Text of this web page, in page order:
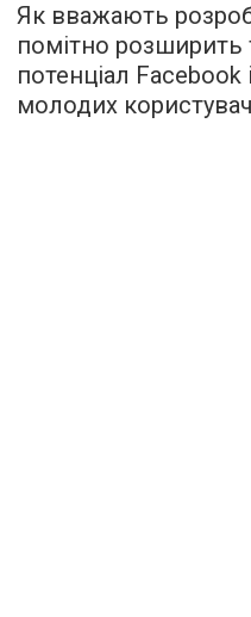
Як вважають
помітно розширить
потенціал
молодих